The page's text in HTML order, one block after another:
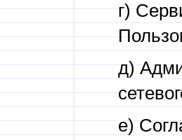
г)
д)
е)